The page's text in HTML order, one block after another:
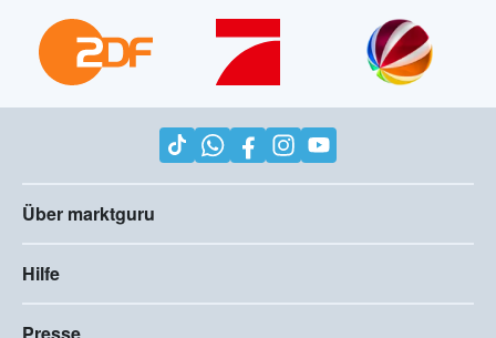
Über marktguru
Hilfe